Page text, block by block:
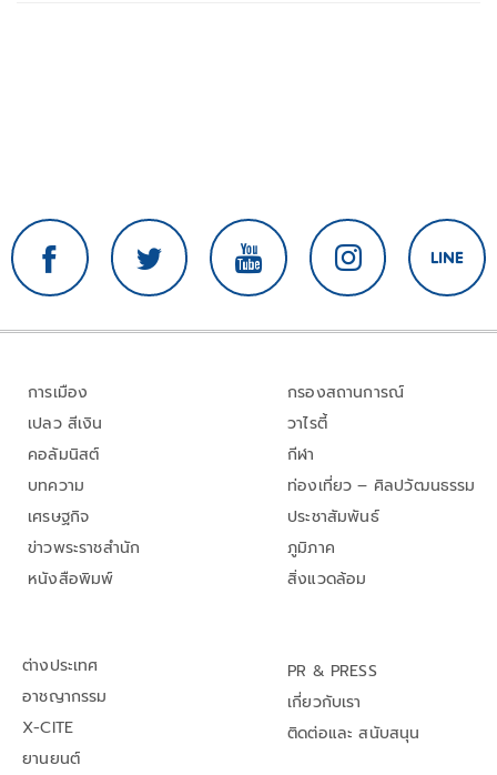
การเมือง
เปลว สีเงิน
คอลัมนิสต์
บทความ
เศรษฐกิจ
ข่าวพระราชสำนัก
หนังสือพิมพ์
กรองสถานการณ์
วาไรตี้
กีฬา
ท่องเที่ยว – ศิลปวัฒนธรรม
ประชาสัมพันธ์
ภูมิภาค
สิ่งแวดล้อม
ต่างประเทศ
อาชญากรรม
X-CITE
ยานยนต์
PR & PRESS
เกี่ยวกับเรา
ติดต่อและ สนับสนุน